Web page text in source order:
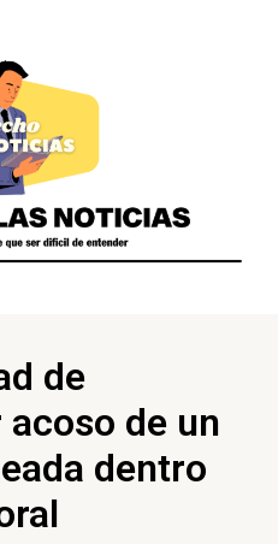
de
de un
dentro